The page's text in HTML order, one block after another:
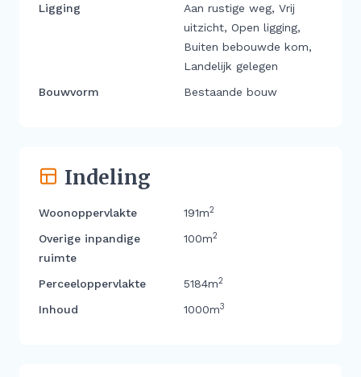
Ligging
Aan rustige weg, Vrij
uitzicht, Open ligging,
Buiten bebouwde kom,
Landelijk gelegen
Bouwvorm
Bestaande bouw
Indeling
Woonoppervlakte 191m2
Overige inpandige
ruimte
100m2
Perceeloppervlakte 5184m2
Inhoud 1000m3